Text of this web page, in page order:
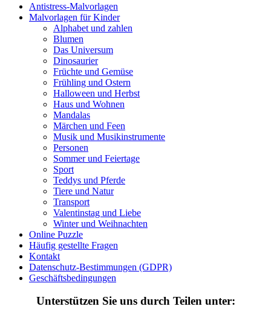
Märchen und Feen
Musik und Musikinstrumente
Sommer und Feiertage
Teddys und Pferde
Tiere und Natur
Valentinstag und Liebe
Winter und Weihnachten
Unkategorisiert
Antistress-Malvorlagen
Malvorlagen für Kinder
Alphabet und zahlen
Blumen
Das Universum
Dinosaurier
Früchte und Gemüse
Frühling und Ostern
Halloween und Herbst
Haus und Wohnen
Mandalas
Märchen und Feen
Musik und Musikinstrumente
Personen
Sommer und Feiertage
Sport
Teddys und Pferde
Tiere und Natur
Transport
Valentinstag und Liebe
Winter und Weihnachten
Online Puzzle
Häufig gestellte Fragen
Kontakt
Datenschutz-Bestimmungen (GDPR)
Geschäftsbedingungen
Unterstützen Sie uns durch Teilen unter: